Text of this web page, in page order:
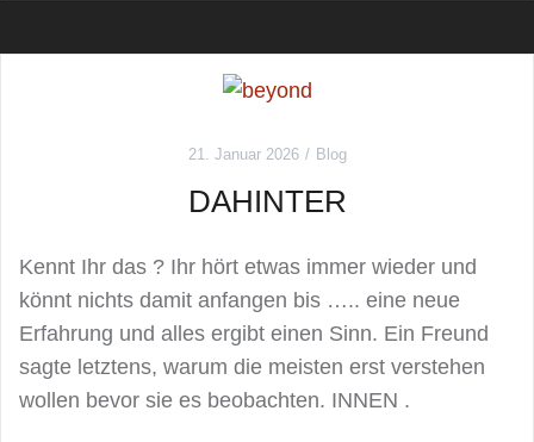
21. Januar 2026 Blog
DAHINTER
Kennt Ihr das ? Ihr hört etwas immer wieder und
könnt nichts damit anfangen bis ….. eine neue
Erfahrung und alles ergibt einen Sinn. Ein Freund
sagte letztens, warum die meisten erst verstehen
wollen bevor sie es beobachten. INNEN .